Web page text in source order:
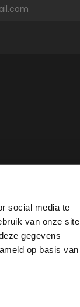
social media te
van onze site
gegevens
op basis van